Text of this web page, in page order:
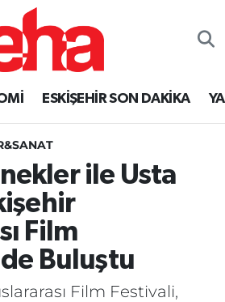
ESKİŞEHİR SON DAKİKA
ile Usta
Film
Buluştu
Film Festivali,